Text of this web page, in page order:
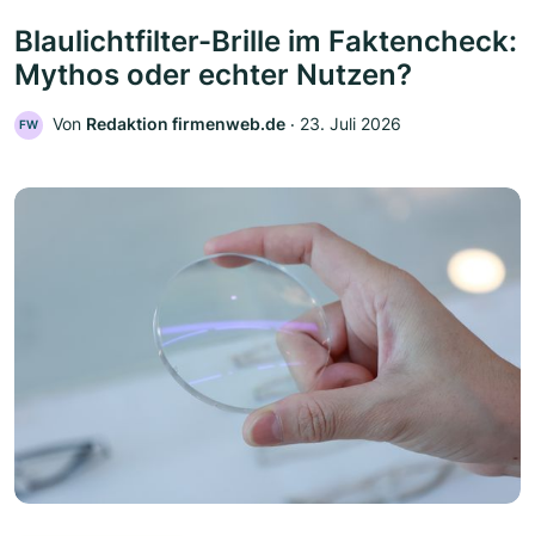
Blaulichtfilter-Brille im Faktencheck:
Mythos oder echter Nutzen?
FW Von Redaktion firmenweb.de ‧ 23. Juli 2026